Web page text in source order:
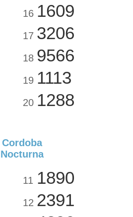
16 1609
17 3206
18 9566
19 1113
20 1288
Cordoba
Nocturna
11 1890
12 2391